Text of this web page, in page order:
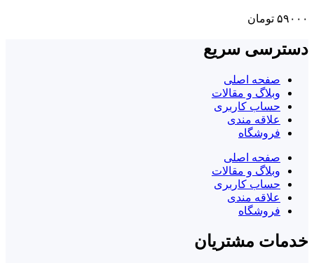
۵۹۰۰۰ تومان
دسترسی سریع
صفحه اصلی
وبلاگ و مقالات
حساب کاربری
علاقه مندی
فروشگاه
صفحه اصلی
وبلاگ و مقالات
حساب کاربری
علاقه مندی
فروشگاه
خدمات مشتریان